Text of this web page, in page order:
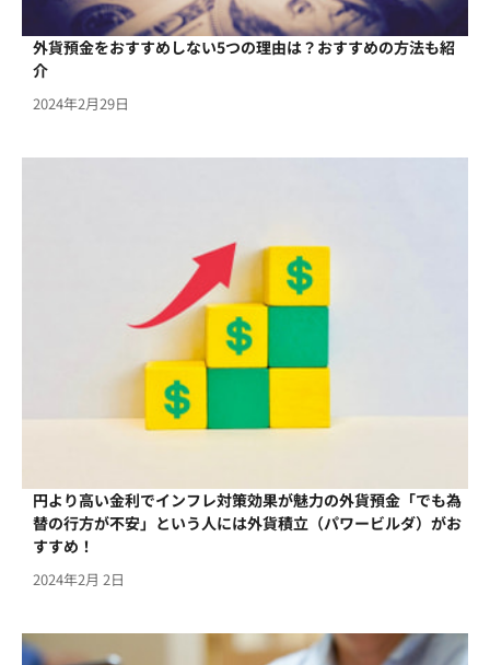
外貨預金をおすすめしない5つの理由は？おすすめの方法も紹
介
2024年2月29日
円より高い金利でインフレ対策効果が魅力の外貨預金「でも為
替の行方が不安」という人には外貨積立（パワービルダ）がお
すすめ！
2024年2月 2日